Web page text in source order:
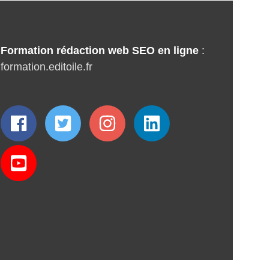
Formation rédaction web SEO en ligne :
formation.editoile.fr